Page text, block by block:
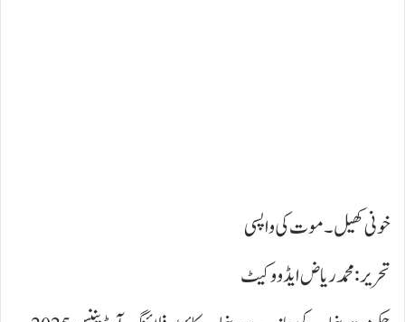
خونی کھیل۔ موت کی واپسی
تحریر: محمد ریاض ایڈووکیٹ